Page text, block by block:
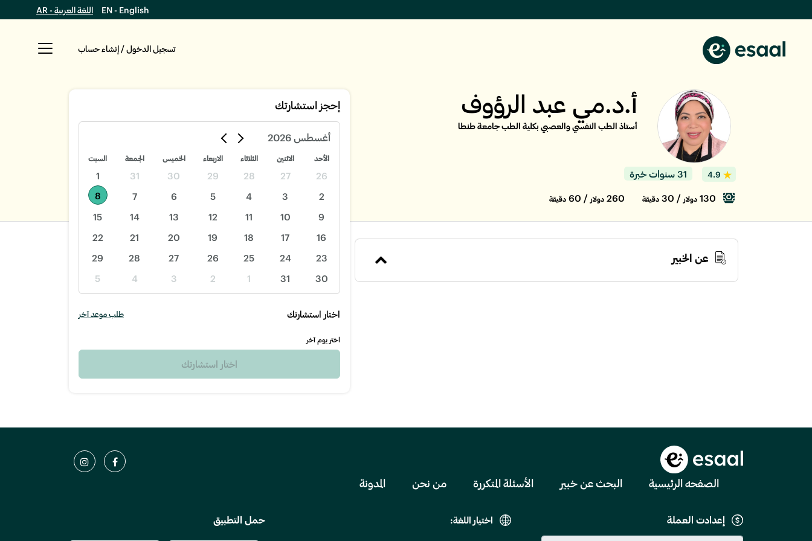
EN - English اللغة العربية - AR
تسجيل الدخول / إنشاء حساب
أ.د.مي عبد الرؤوف
أستاذ الطب النفسي والعصبي بكلية الطب جامعة طنطا
4.9 31 سنوات خبرة
130 دولار / 30 دقيقة دولار / 60 دقيقة
عن الخبير
إحجز استشارتك
أغسطس 2026
الأحد الاثنين الثلاثاء الاربعاء الخميس الجمعة السبت
26
27
28
29
30
31
1
2
3
4
5
6
7
8
9
10
11
12
13
14
15
16
17
18
19
20
21
22
23
24
25
26
27
28
29
30
31
1
2
3
4
5
اختار استشارتك طلب موعد آخر
اختر يوم آخر
اختار استشارتك
الصفحه الرئيسية البحث عن خبير الأسئلة المتكررة من نحن المدونة
إعدادت العملة اختيار اللغة: حمل التطبيق